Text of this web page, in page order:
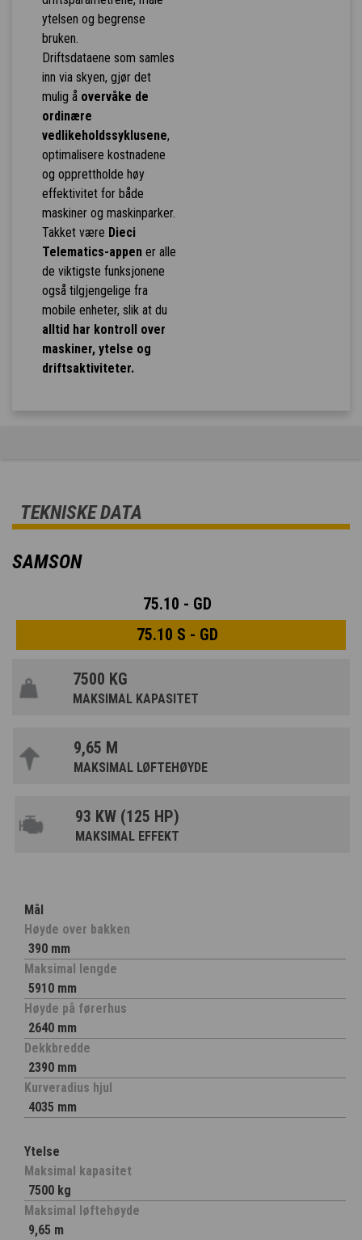
ytelsen og begrense
bruken.
Driftsdataene som samles
inn via skyen, gjør det
mulig å overvåke de
ordinære
vedlikeholdssyklusene,
optimalisere kostnadene
og opprettholde høy
effektivitet for både
maskiner og maskinparker.
Takket være Dieci
Telematics-appener alle
de viktigste funksjonene
også tilgjengelige fra
mobile enheter, slik at du
alltid har kontroll over
maskiner, ytelse og
driftsaktiviteter.
TEKNISKE DATA
SAMSON
75.10 - GD
75.10 S - GD
7500 KG
MAKSIMAL KAPASITET
9,65 M
MAKSIMAL LØFTEHØYDE
93 KW (125 HP)
MAKSIMAL EFFEKT
Mål
Høyde over bakken
390 mm
Maksimal lengde
5910 mm
Høyde på førerhus
2640 mm
Dekkbredde
2390 mm
Kurveradius hjul
4035 mm
Ytelse
Maksimal kapasitet
7500 kg
Maksimal løftehøyde
9,65 m